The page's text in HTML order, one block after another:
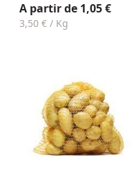
A partir de 1,05 €
3,50 € / Kg